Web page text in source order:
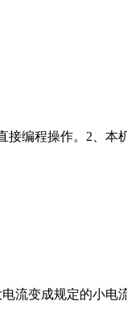
接编程操作。2、本
流变成规定的小电